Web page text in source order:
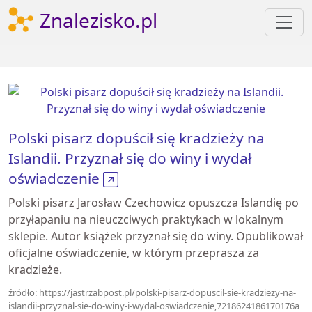
Znalezisko.pl
Polski pisarz dopuścił się kradzieży na
Islandii. Przyznał się do winy i wydał
oświadczenie
Polski pisarz Jarosław Czechowicz opuszcza Islandię po
przyłapaniu na nieuczciwych praktykach w lokalnym
sklepie. Autor książek przyznał się do winy. Opublikował
oficjalne oświadczenie, w którym przeprasza za
kradzieże.
źródło: https://jastrzabpost.pl/polski-pisarz-dopuscil-sie-kradziezy-na-
islandii-przyznal-sie-do-winy-i-wydal-oswiadczenie,7218624186170176a